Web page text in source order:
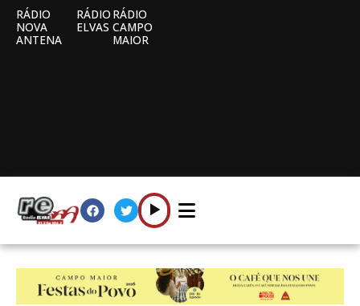
RÁDIO
NOVA
ANTENA
RÁDIO
ELVAS
RÁDIO
CAMPO
MAIOR